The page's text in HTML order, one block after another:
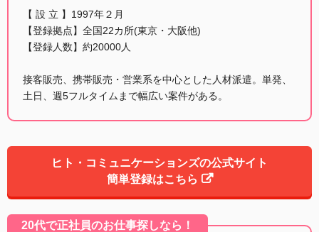
【 設 立 】1997年２月
【登録拠点】全国22カ所(東京・大阪他)
【登録人数】約20000人
接客販売、携帯販売・営業系を中心とした人材派遣。単発、
土日、週5フルタイムまで幅広い案件がある。
ヒト・コミュニケーションズの公式サイト
簡単登録はこちら
20代で正社員のお仕事探しなら！